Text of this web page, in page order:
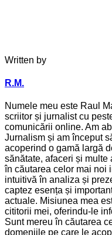
Written by
R.M.
Numele meu este Raul
scriitor și jurnalist cu
comunicării online. Am
Jurnalism și am început
acoperind o gamă largă
sănătate, afaceri și
în căutarea celor mai noi
intuitivă în analiza și
captez esența și
actuale. Misiunea mea
cititorii mei, oferindu-le
Sunt mereu în căutarea
domeniile pe care le